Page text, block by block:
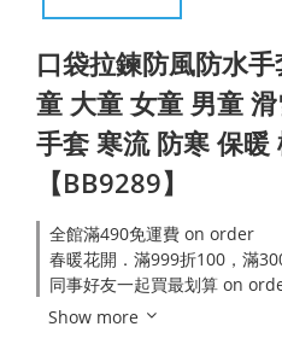
口袋拉鍊防風防水
童 大童 女童 男童
手套 寒流 防寒 保暖
【BB9289】
全館滿490免運費 on order
春暖花開．滿999折100，滿
同事好友一起買最划算 on
Show more